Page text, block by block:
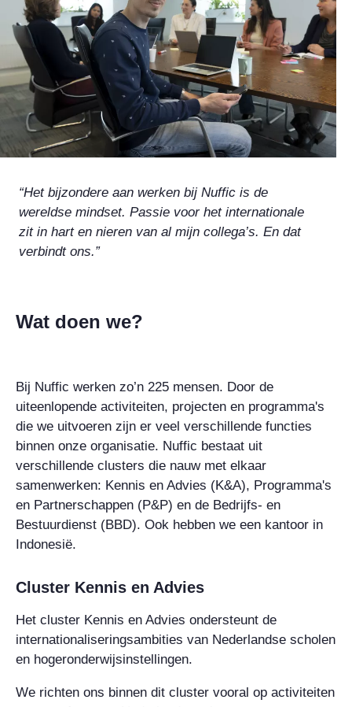
“Het bijzondere aan werken bij Nuffic is de
wereldse mindset. Passie voor het internationale
zit in hart en nieren van al mijn collega’s. En dat
verbindt ons.”
Wat doen we?
Bij Nuffic werken zo’n 225 mensen. Door de
uiteenlopende activiteiten, projecten en programma's
die we uitvoeren zijn er veel verschillende functies
binnen onze organisatie. Nuffic bestaat uit
verschillende clusters die nauw met elkaar
samenwerken: Kennis en Advies (K&A), Programma's
en Partnerschappen (P&P) en de Bedrijfs- en
Bestuurdienst (BBD). Ook hebben we een kantoor in
Indonesië.
Cluster Kennis en Advies
Het cluster Kennis en Advies ondersteunt de
internationaliseringsambities van Nederlandse scholen
en hogeronderwijsinstellingen.
We richten ons binnen dit cluster vooral op activiteiten